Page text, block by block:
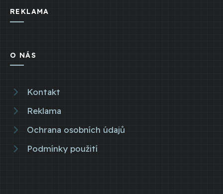
REKLAMA
O NÁS
Kontakt
Reklama
Ochrana osobních údajů
Podmínky použití